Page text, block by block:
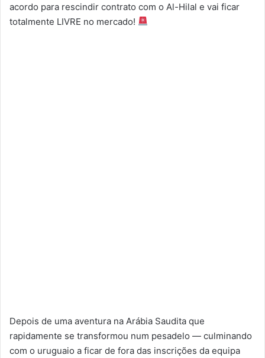
acordo para rescindir contrato com o Al-Hilal e vai ficar
totalmente LIVRE no mercado!
​Depois de uma aventura na Arábia Saudita que
rapidamente se transformou num pesadelo — culminando
com o uruguaio a ficar de fora das inscrições da equipa